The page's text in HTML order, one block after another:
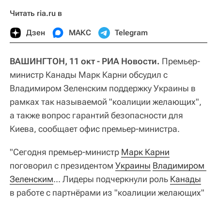
Читать ria.ru в
Дзен МАКС Telegram
ВАШИНГТОН, 11 окт - РИА Новости. Премьер-
министр Канады Марк Карни обсудил с
Владимиром Зеленским поддержку Украины в
рамках так называемой "коалиции желающих",
а также вопрос гарантий безопасности для
Киева, сообщает офис премьер-министра.
"Сегодня премьер-министр Марк Карни
поговорил с президентом Украины Владимиром
Зеленским... Лидеры подчеркнули роль Канады
в работе с партнёрами из "коалиции желающих"